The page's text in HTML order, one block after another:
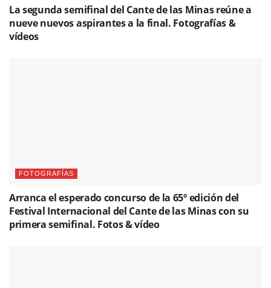
La segunda semifinal del Cante de las Minas reúne a
nueve nuevos aspirantes a la final. Fotografías &
vídeos
FOTOGRAFÍAS
Arranca el esperado concurso de la 65º edición del
Festival Internacional del Cante de las Minas con su
primera semifinal. Fotos & vídeo